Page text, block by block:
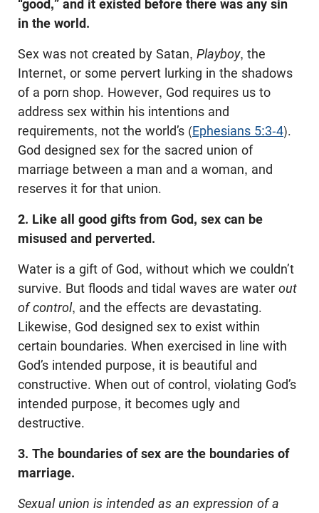
“good,” and it existed before there was any sin
in the world.
Sex was not created by Satan, Playboy, the
Internet, or some pervert lurking in the shadows
of a porn shop. However, God requires us to
address sex within his intentions and
requirements, not the world’s (Ephesians 5:3-4).
God designed sex for the sacred union of
marriage between a man and a woman, and
reserves it for that union.
2. Like all good gifts from God, sex can be
misused and perverted.
Water is a gift of God, without which we couldn’t
survive. But floods and tidal waves are water out
of control, and the effects are devastating.
Likewise, God designed sex to exist within
certain boundaries. When exercised in line with
God’s intended purpose, it is beautiful and
constructive. When out of control, violating God’s
intended purpose, it becomes ugly and
destructive.
3. The boundaries of sex are the boundaries of
marriage.
Sexual union is intended as an expression of a